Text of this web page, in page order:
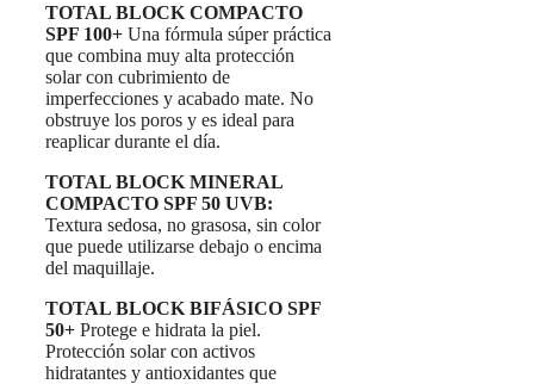
TOTAL BLOCK COMPACTO
SPF 100+ Una fórmula súper práctica
que combina muy alta protección
solar con cubrimiento de
imperfecciones y acabado mate. No
obstruye los poros y es ideal para
reaplicar durante el día.
TOTAL BLOCK MINERAL
COMPACTO SPF 50 UVB:
Textura sedosa, no grasosa, sin color
que puede utilizarse debajo o encima
del maquillaje.
TOTAL BLOCK BIFÁSICO SPF
50+ Protege e hidrata la piel.
Protección solar con activos
hidratantes y antioxidantes que